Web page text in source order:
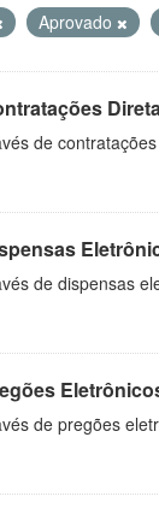
Aprovado
de
de dispensas
de pregões